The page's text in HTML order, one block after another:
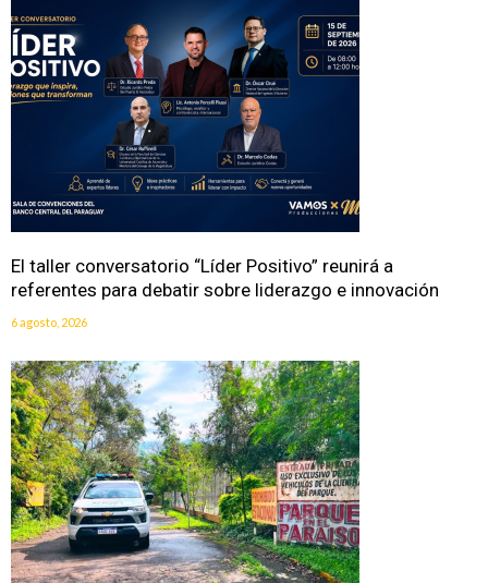
El taller conversatorio “Líder Positivo” reunirá a
referentes para debatir sobre liderazgo e innovación
6 agosto, 2026